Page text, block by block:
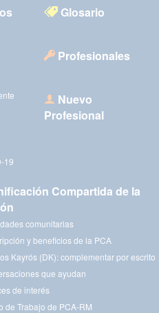
19
Glosario
Profesionales
Nuevo
Profesional
Compartida de la
comunitarias
y beneficios de la PCA
Kayrós (DK): complementar por escrito
que ayudan
de interés
de Trabajo de PCA-RM